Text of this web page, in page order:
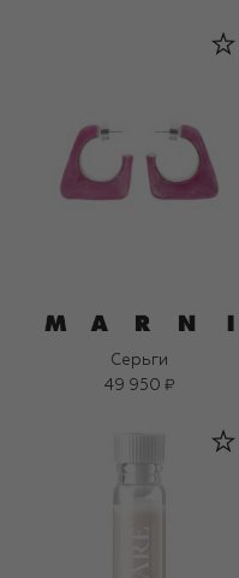
Серьги
49 950 ₽